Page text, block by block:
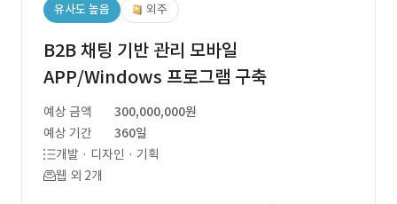
유사도 높음 외주
B2B 채팅 기반 관리 모바일
APP/Windows 프로그램 구축
예상 금액
300,000,000원
예상 기간
360일
개발 · 디자인 · 기획
웹 외 2개